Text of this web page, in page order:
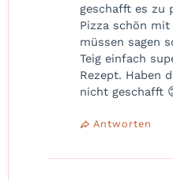
geschafft es zu
Pizza schön
müssen sagen
Teig einfach
Rezept. Haben
nicht geschafft
Antworten